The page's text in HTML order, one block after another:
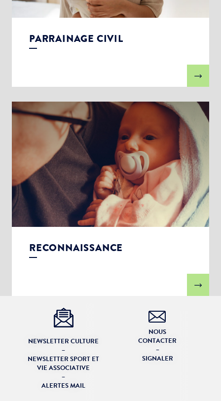
PARRAINAGE CIVIL
RECONNAISSANCE
NEWSLETTER CULTURE
–
NEWSLETTER SPORT ET
VIE ASSOCIATIVE
–
ALERTES MAIL
NOUS
CONTACTER
–
SIGNALER
Newsletter Sport et Vie associative